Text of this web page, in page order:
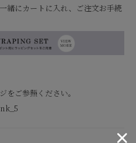
緒にカートに入れ、ご注文お手続
をご参照ください。